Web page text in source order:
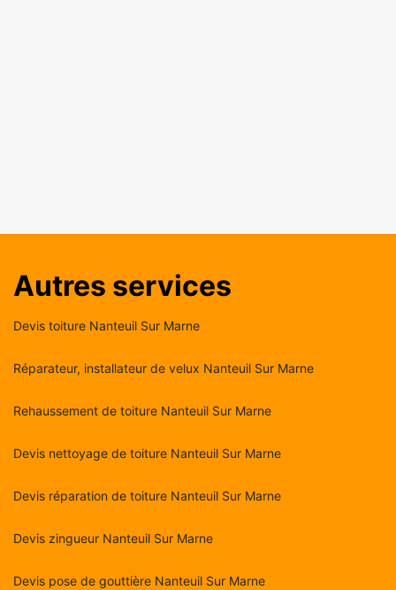
Autres services
Devis toiture Nanteuil Sur Marne
Réparateur, installateur de velux Nanteuil Sur Marne
Rehaussement de toiture Nanteuil Sur Marne
Devis nettoyage de toiture Nanteuil Sur Marne
Devis réparation de toiture Nanteuil Sur Marne
Devis zingueur Nanteuil Sur Marne
Devis pose de gouttière Nanteuil Sur Marne